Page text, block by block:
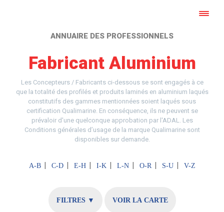
ANNUAIRE DES PROFESSIONNELS
Fabricant Aluminium
Les Concepteurs / Fabricants ci-dessous se sont engagés à ce
que la totalité des profilés et produits laminés en aluminium laqués
constitutifs des gammes mentionnées soient laqués sous
certification Qualimarine. En conséquence, ils ne peuvent se
prévaloir d'une quelconque approbation par l'ADAL. Les
Conditions générales d’usage de la marque Qualimarine sont
disponibles sur demande.
A-B C-D E-H I-K L-N O-R S-U V-Z
FILTRES ▼ VOIR LA CARTE